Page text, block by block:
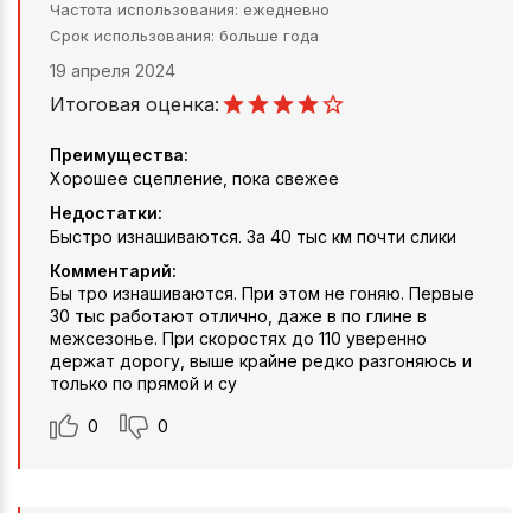
Частота использования ежедневно
Срок использования больше года
19 апреля 2024
Итоговая оценка:
Преимущества:
Хорошее сцепление, пока свежее
Недостатки:
Быстро изнашиваются. За 40 тыс км почти слики
Комментарий:
Бы тро изнашиваются. При этом не гоняю. Первые
30 тыс работают отлично, даже в по глине в
межсезонье. При скоростях до 110 уверенно
держат дорогу, выше крайне редко разгоняюсь и
только по прямой и су
0 0